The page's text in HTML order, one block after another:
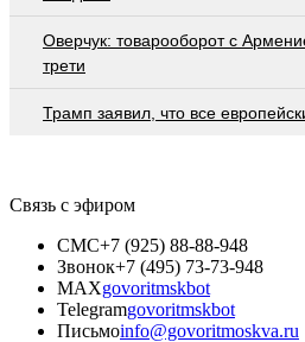
Оверчук: товарооборот с
трети
Трамп заявил, что все
Связь с эфиром
СМС+7 (925) 88-88-948
Звонок+7 (495) 73-73-948
MAXgovoritmskbot
Telegramgovoritmskbot
Письмоinfo@govoritmoskva.ru